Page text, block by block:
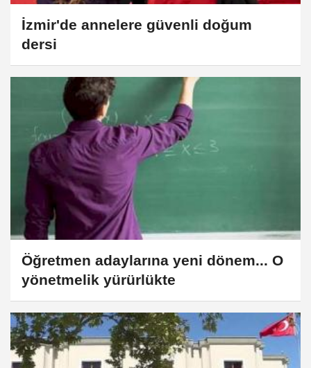
İzmir'de annelere güvenli doğum
dersi
Öğretmen adaylarına yeni dönem... O
yönetmelik yürürlükte